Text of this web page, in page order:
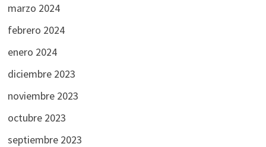
marzo 2024
febrero 2024
enero 2024
diciembre 2023
noviembre 2023
octubre 2023
septiembre 2023